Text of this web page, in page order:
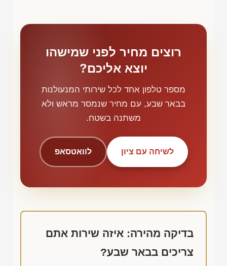
רוצים מחיר לפני שמישהו
יוצא אליכם?
מספר טלפון אחד לכל שירותי המנעולנות
בבאר שבע, עם מחיר שנמסר מראש ולא
משתנה בשטח.
לשיחה עם ציון לוואטסאפ
בדיקה מהירה: איזה שירות אתם
צריכים בבאר שבע?